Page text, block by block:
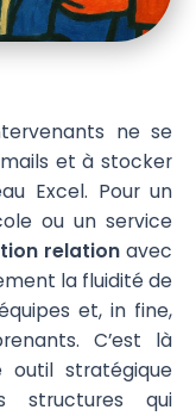
ne se
et à stocker
Excel. Pour un
ou un service
relation avec
la fluidité de
et, in fine,
C’est là
outil stratégique
qui